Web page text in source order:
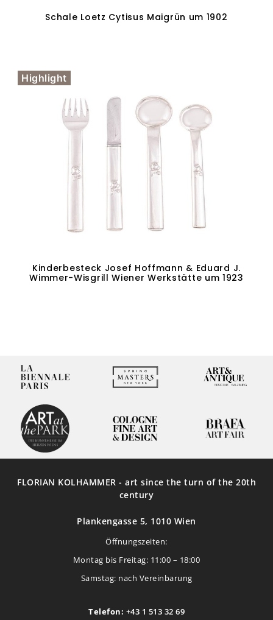
Schale Loetz Cytisus Maigrün um 1902
Highlight
Kinderbesteck Josef Hoffmann & Eduard J.
Wimmer-Wisgrill Wiener Werkstätte um 1923
FLORIAN KOLHAMMER - art since the turn of the 20th
century
Plankengasse 5, 1010 Wien
Öffnungszeiten:
Montag bis Freitag: 11:00 – 18:00
Samstag: nach Vereinbarung
Telefon: +43 1 513 32 69